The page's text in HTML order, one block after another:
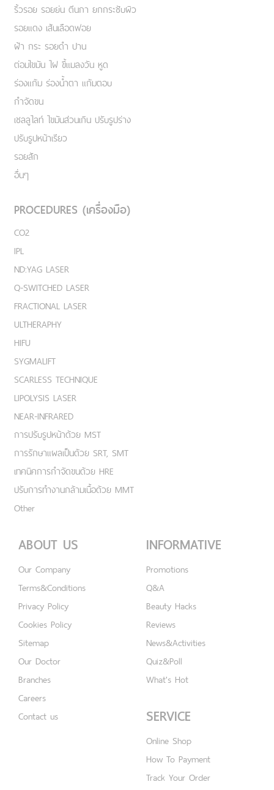
ริ้วรอย รอยย่น ตีนกา ยกกระชับผิว
รอยแดง เส้นเลือดฟอย
ฝ้า กระ รอยดำ ปาน
ต่อมไขมัน ไฝ ขี้แมลงวัน หูด
ร่องแก้ม ร่องน้ำตา แก้มตอบ
กำจัดขน
เชลลูไลท์ ไขมันส่วนเกิน ปรับรูปร่าง
ปรับรูปหน้าเรียว
รอยสัก
อื่นๆ
PROCEDURES (เครื่องมือ)
CO2
IPL
ND:YAG LASER
Q-SWITCHED LASER
FRACTIONAL LASER
ULTHERAPHY
HIFU
SYGMALIFT
SCARLESS TECHNIQUE
LIPOLYSIS LASER
NEAR-INFRARED
การปรับรูปหน้าด้วย MST
การรักษาแผลเป็นด้วย SRT, SMT
เทคนิคการกำจัดขนด้วย HRE
ปรับการทำงานกล้ามเนื้อด้วย MMT
Other
ABOUT US
Our Company
Terms&Conditions
Privacy Policy
Cookies Policy
Sitemap
Our Doctor
Branches
Careers
Contact us
INFORMATIVE
Promotions
Q&A
Beauty Hacks
Reviews
News&Activities
Quiz&Poll
What's Hot
SERVICE
Online Shop
How To Payment
Track Your Order